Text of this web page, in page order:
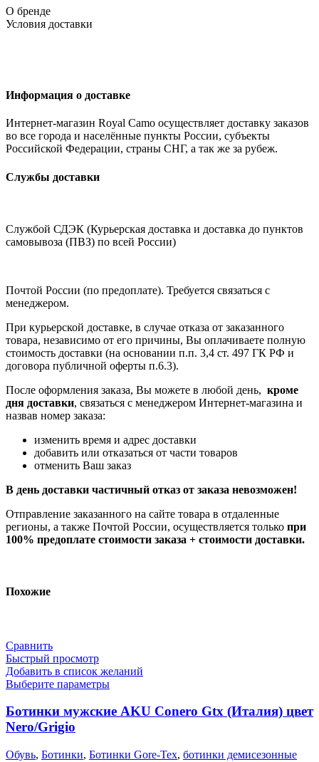
О бренде
Условия доставки
Информация о доставке
Интернет-магазин Royal Camo осуществляет доставку заказов
во все города и населённые пункты России, субъекты
Российской Федерации, страны СНГ, а так же за рубеж.
Службы доставки
Службой СДЭК (Курьерская доставка и доставка до пунктов
самовывоза (ПВЗ) по всей России)
Почтой России (по предоплате). Требуется связаться с
менеджером.
При курьерской доставке, в случае отказа от заказанного
товара, независимо от его причины, Вы оплачиваете полную
стоимость доставки (на основании п.п. 3,4 ст. 497 ГК РФ и
договора публичной оферты п.6.3).
После оформления заказа, Вы можете в любой день, кроме
дня доставки, связаться с менеджером Интернет-магазина и
назвав номер заказа:
изменить время и адрес доставки
добавить или отказаться от части товаров
отменить Ваш заказ
В день доставки частичный отказ от заказа невозможен!
Отправление заказанного на сайте товара в отдаленные
регионы, а также Почтой России, осуществляется только при
100% предоплате стоимости заказа + стоимости доставки.
Похожие
Сравнить
Быстрый просмотр
Добавить в список желаний
Выберите параметры
Ботинки мужские AKU Conero Gtx (Италия) цвет
Nero/Grigio
Обувь, Ботинки, Ботинки Gore-Tex, ботинки демисезонные